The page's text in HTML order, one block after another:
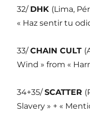
32/ DHK (Lima,
« Haz sentir tu
33/CHAIN CULT
Wind » from «
34+35/SCATTER
Slavery » + «